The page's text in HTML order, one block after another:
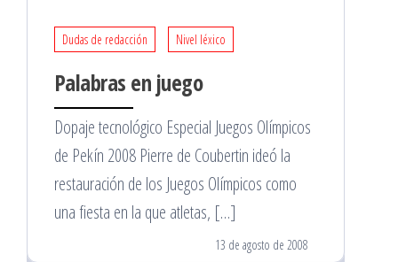
Dudas de redacción Nivel léxico
Palabras en juego
Dopaje tecnológico Especial Juegos Olímpicos
de Pekín 2008 Pierre de Coubertin ideó la
restauración de los Juegos Olímpicos como
una fiesta en la que atletas, […]
13 de agosto de 2008